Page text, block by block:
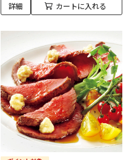
詳細 カートに入れる